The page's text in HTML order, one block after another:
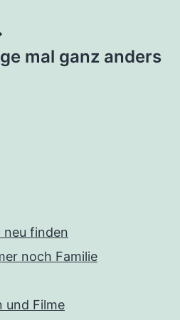
mal ganz anders
neu finden
noch Familie
und Filme